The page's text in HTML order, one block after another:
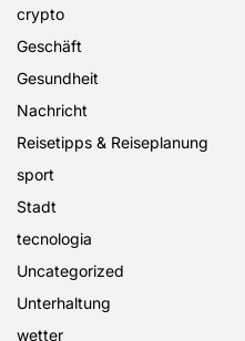
crypto
Geschäft
Gesundheit
Nachricht
Reisetipps & Reiseplanung
sport
Stadt
tecnologia
Uncategorized
Unterhaltung
wetter